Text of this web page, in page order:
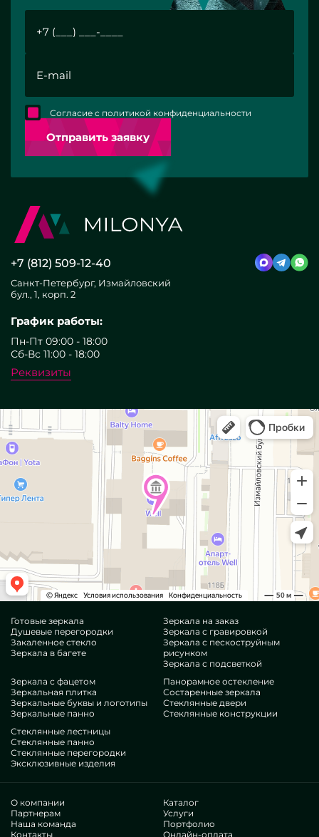
Отправить заявку
Согласие с политикой конфиденциальности
+7 (812) 509-12-40
Санкт-Петербург, Измайловский
бул., 1, корп. 2
График работы:
Пн-Пт 09:00 - 18:00
Сб-Вс 11:00 - 18:00
Реквизиты
Готовые зеркала
Душевые перегородки
Закаленное стекло
Зеркала в багете
Зеркала на заказ
Зеркала с гравировкой
Зеркала с пескоструйным
рисунком
Зеркала с подсветкой
Зеркала с фацетом
Зеркальная плитка
Зеркальные буквы и логотипы
Зеркальные панно
Панорамное остекление
Состаренные зеркала
Стеклянные двери
Стеклянные конструкции
Стеклянные лестницы
Стеклянные панно
Стеклянные перегородки
Эксклюзивные изделия
О компании
Партнерам
Наша команда
Контакты
Каталог
Услуги
Портфолио
Онлайн-оплата